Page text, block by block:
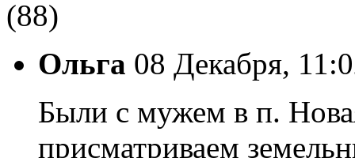
(88)
Ольга 08 Декабря,
Были с мужем в п.
присматриваем